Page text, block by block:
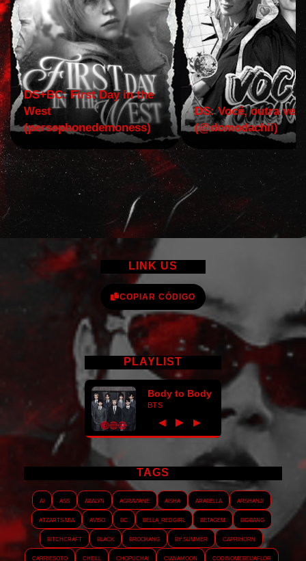
DS+BC: First Day in the
West
(persephonedemoness)
DS: Você, outra vez!
(@domodachii)
LINK US
COPIAR CÓDIGO
PLAYLIST
Body to Body
BTS
◀ ► ▶
TAGS
AI ASS Abalyn Agraviane Aisha Arabella
Arshanji
Atzarts Mia
Aviso BC Bella_RedGirl Betagem
Bigbang
Bitchcraft
Black Brookang By.summer
Caprihorn
Carriesoto
Cheill Chopuchai Cianamoon Codinomebeijaflor